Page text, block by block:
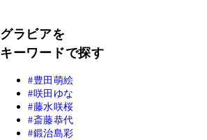
グラビアを
キーワードで探す
豊田萌絵
咲田ゆな
藤水咲桜
斎藤恭代
鍛治島彩